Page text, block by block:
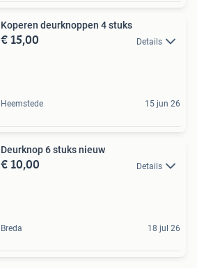
Koperen deurknoppen 4 stuks
€ 15,00 Details
Heemstede 15 jun 26
Deurknop 6 stuks nieuw
€ 10,00 Details
Breda 18 jul 26